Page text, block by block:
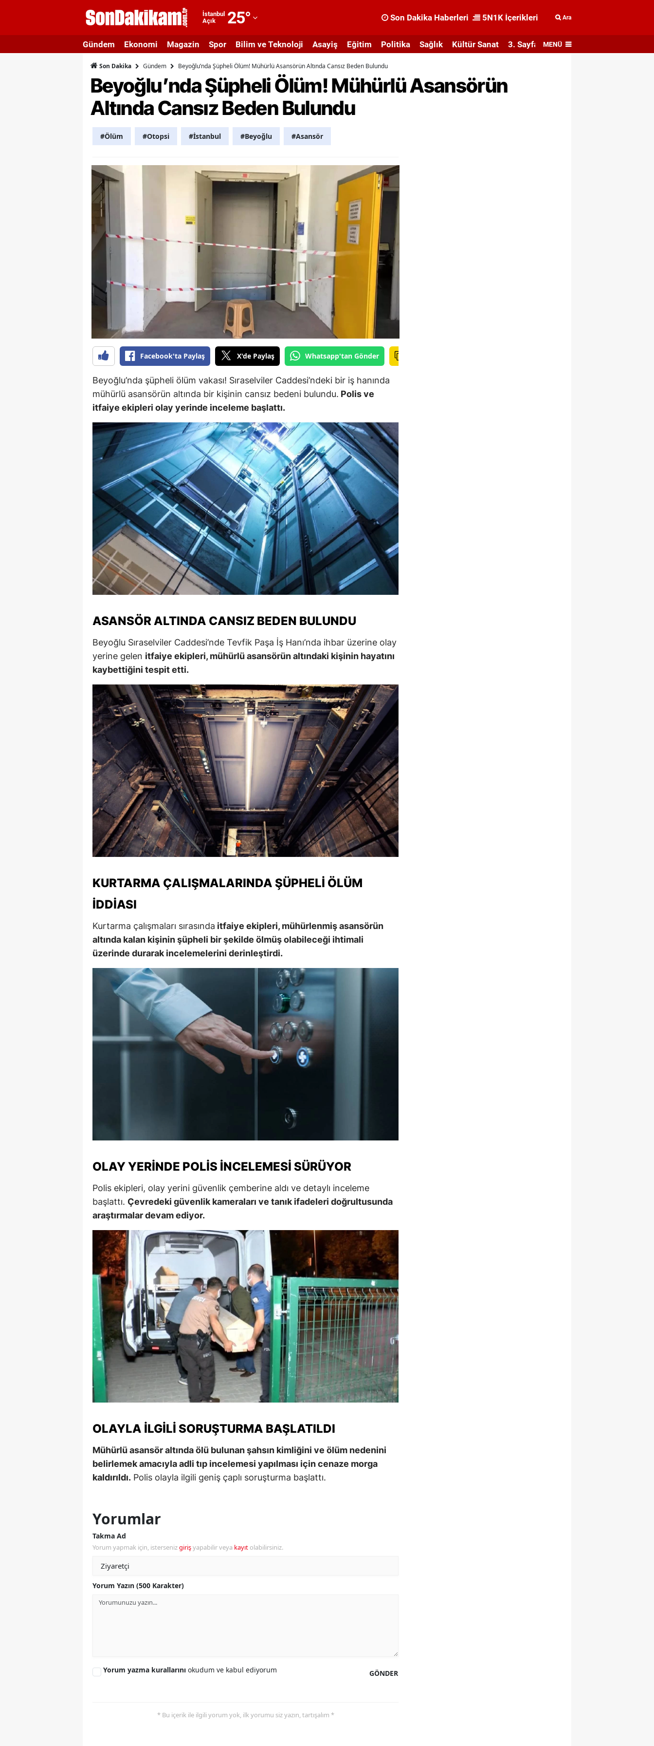
İstanbul
Açık
25°
Adıyaman
Afyonkarahisar
Ağrı
Amasya
Ankara
Artvin
Balıkesir
Bingöl
Bolu
Burdur
Bursa
Çanakkale
Çankırı
Çorum
Denizli
Diyarbakır
Edirne
Elazığ
Erzincan
Erzurum
Eskişehir
Gaziantep
Giresun
Gümüşhane
Hatay
Isparta
İstanbul
İzmir
Kars
Kastamonu
Kayseri
Kırklareli
Kırşehir
Kocaeli
Konya
Malatya
Kahramanmaraş
Mardin
Muğla
Nevşehir
Niğde
Ordu
Rize
Sivas
Tekirdağ
Tokat
Tunceli
Şanlıurfa
Uşak
Van
Yozgat
Zonguldak
Aksaray
Bayburt
Kırıkkale
Batman
Şırnak
Yalova
Son Dakika Haberleri 5N1K İçerikleri Ara
Gündem Ekonomi Magazin Spor Bilim ve Teknoloji Asayiş Eğitim Politika Sağlık Kültür Sanat 3. Sayfa MENÜ
Son Dakika Gündem Beyoğlu’nda Şüpheli Ölüm! Mühürlü Asansörün Altında Cansız Beden Bulundu
Beyoğlu’nda Şüpheli Ölüm! Mühürlü Asansörün
Altında Cansız Beden Bulundu
#Ölüm #Otopsi #İstanbul #Beyoğlu #Asansör
Facebook'ta Paylaş X'de Paylaş Whatsapp'tan Gönder
Beyoğlu’nda şüpheli ölüm vakası! Sıraselviler Caddesi’ndeki bir iş hanında
mühürlü asansörün altında bir kişinin cansız bedeni bulundu. Polis ve
itfaiye ekipleri olay yerinde inceleme başlattı.
ASANSÖR ALTINDA CANSIZ BEDEN BULUNDU
Beyoğlu Sıraselviler Caddesi’nde Tevfik Paşa İş Hanı’nda ihbar üzerine olay
yerine gelen itfaiye ekipleri, mühürlü asansörün altındaki kişinin hayatını
kaybettiğini tespit etti.
KURTARMA ÇALIŞMALARINDA ŞÜPHELI ÖLÜM
İDDIASI
Kurtarma çalışmaları sırasında itfaiye ekipleri, mühürlenmiş asansörün
altında kalan kişinin şüpheli bir şekilde ölmüş olabileceği ihtimali
üzerinde durarak incelemelerini derinleştirdi.
OLAY YERINDE POLIS İNCELEMESI SÜRÜYOR
Polis ekipleri, olay yerini güvenlik çemberine aldı ve detaylı inceleme
başlattı. Çevredeki güvenlik kameraları ve tanık ifadeleri doğrultusunda
araştırmalar devam ediyor.
OLAYLA İLGILI SORUŞTURMA BAŞLATILDI
Mühürlü asansör altında ölü bulunan şahsın kimliğini ve ölüm nedenini
belirlemek amacıyla adli tıp incelemesi yapılması için cenaze morga
kaldırıldı. Polis olayla ilgili geniş çaplı soruşturma başlattı.
Yorumlar
Takma Ad
Yorum yapmak için, istersenizgirişyapabilir veya kayıt olabilirsiniz.
Yorum Yazın (500 Karakter)
GÖNDER
Yorum yazma kurallarını okudum ve kabul ediyorum
* Bu içerik ile ilgili yorum yok, ilk yorumu siz yazın, tartışalım *